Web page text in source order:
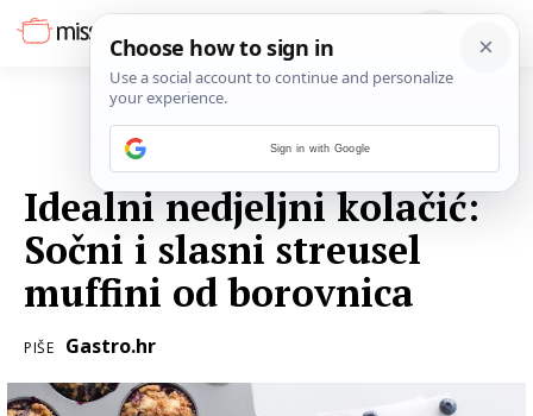
Idealni nedjeljni kolačić:
Sočni i slasni streusel
muffini od borovnica
PIŠE Gastro.hr
Sign in with Google